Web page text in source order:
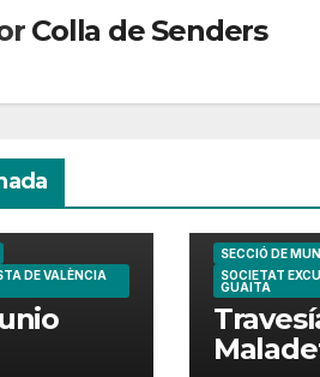
Colla de Senders
DE VALÈNCIA
SECCIÓ DE
SOCIETAT
GUAITA